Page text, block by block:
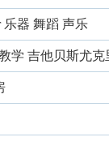
乐器 舞蹈 声乐
学 吉他贝斯尤克